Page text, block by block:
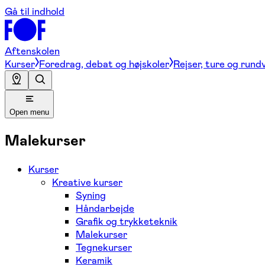
Gå til indhold
Aftenskolen
Kurser Foredrag, debat og højskoler Rejser, ture og
Open menu
Malekurser
Kurser
Kreative kurser
Syning
Håndarbejde
Grafik og trykketeknik
Malekurser
Tegnekurser
Keramik